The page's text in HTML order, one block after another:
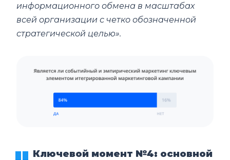
информационного обмена в масштабах
всей организации с четко обозначенной
стратегической целью».
Ключевой момент №4: основной